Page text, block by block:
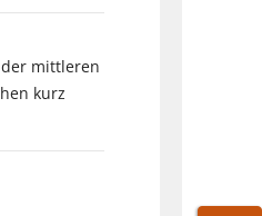
der mittleren
kurz